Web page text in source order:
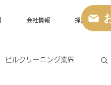
会社情報 採用情報
ビルクリーニング業界